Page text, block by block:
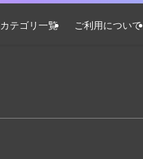
カテゴリ一覧 ご利用について